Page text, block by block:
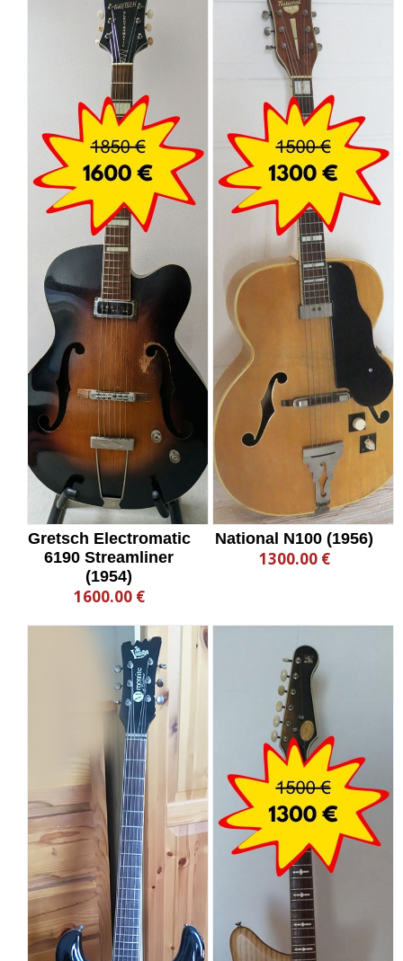
Gretsch Electromatic
6190 Streamliner
(1954)
1600.00 €
National N100 (1956)
1300.00 €